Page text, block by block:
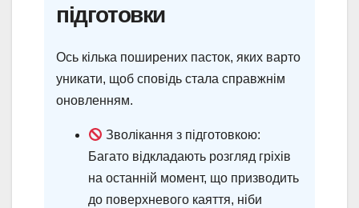
підготовки
Ось кілька поширених пасток, яких варто
уникати, щоб сповідь стала справжнім
оновленням.
Зволікання з підготовкою:
Багато відкладають розгляд гріхів
на останній момент, що призводить
до поверхневого каяття, ніби